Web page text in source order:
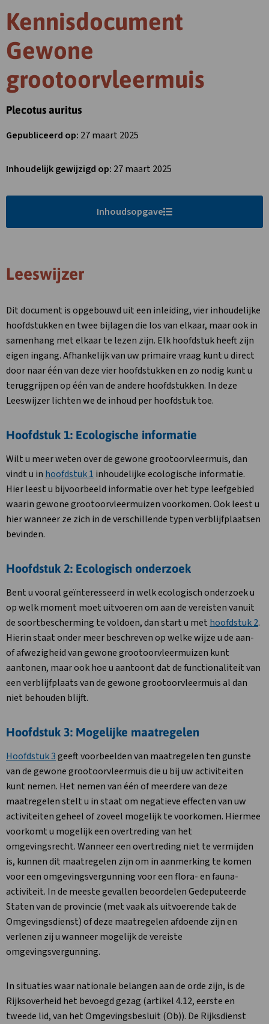
Kennisdocument
Gewone
grootoorvleermuis
Plecotus auritus
Gepubliceerd op: 27 maart 2025
Inhoudelijk gewijzigd op: 27 maart 2025
Inhoudsopgave
Leeswijzer
Dit document is opgebouwd uit een inleiding, vier inhoudelijke
hoofdstukken en twee bijlagen die los van elkaar, maar ook in
samenhang met elkaar te lezen zijn. Elk hoofdstuk heeft zijn
eigen ingang. Afhankelijk van uw primaire vraag kunt u direct
door naar één van deze vier hoofdstukken en zo nodig kunt u
teruggrijpen op één van de andere hoofdstukken. In deze
Leeswijzer lichten we de inhoud per hoofdstuk toe.
Hoofdstuk 1: Ecologische informatie
Wilt u meer weten over de gewone grootoorvleermuis, dan
vindt u in hoofdstuk 1 inhoudelijke ecologische informatie.
Hier leest u bijvoorbeeld informatie over het type leefgebied
waarin gewone grootoorvleermuizen voorkomen. Ook leest u
hier wanneer ze zich in de verschillende typen verblijfplaatsen
bevinden.
Hoofdstuk 2: Ecologisch onderzoek
Bent u vooral geïnteresseerd in welk ecologisch onderzoek u
op welk moment moet uitvoeren om aan de vereisten vanuit
de soortbescherming te voldoen, dan start u met hoofdstuk 2.
Hierin staat onder meer beschreven op welke wijze u de aan-
of afwezigheid van gewone grootoorvleermuizen kunt
aantonen, maar ook hoe u aantoont dat de functionaliteit van
een verblijfplaats van de gewone grootoorvleermuis al dan
niet behouden blijft.
Hoofdstuk 3: Mogelijke maatregelen
Hoofdstuk 3geeft voorbeelden van maatregelen ten gunste
van de gewone grootoorvleermuis die u bij uw activiteiten
kunt nemen. Het nemen van één of meerdere van deze
maatregelen stelt u in staat om negatieve effecten van uw
activiteiten geheel of zoveel mogelijk te voorkomen. Hiermee
voorkomt u mogelijk een overtreding van het
omgevingsrecht. Wanneer een overtreding niet te vermijden
is, kunnen dit maatregelen zijn om in aanmerking te komen
voor een omgevingsvergunning voor een flora- en fauna-
activiteit. In de meeste gevallen beoordelen Gedeputeerde
Staten van de provincie (met vaak als uitvoerende tak de
Omgevingsdienst) of deze maatregelen afdoende zijn en
verlenen zij u wanneer mogelijk de vereiste
omgevingsvergunning.
In situaties waar nationale belangen aan de orde zijn, is de
Rijksoverheid het bevoegd gezag (artikel 4.12, eerste en
tweede lid, van het Omgevingsbesluit (Ob)). De Rijksdienst